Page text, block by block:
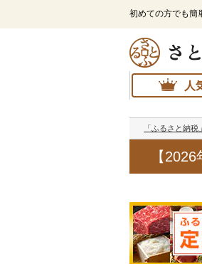
初めての方でも簡
人
「ふるさと納税
【